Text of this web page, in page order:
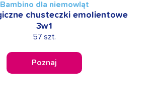
Bambino dla niemowląt
chusteczki emolientowe
3w1
57 szt.
Poznaj